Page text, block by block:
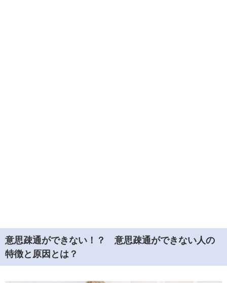
意思疎通ができない！？ 意思疎通ができない人の
特徴と原因とは？